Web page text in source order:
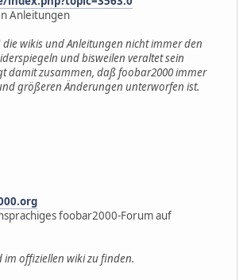
Anleitungen
wikis und Anleitungen nicht immer den
und bisweilen veraltet sein
damit zusammen, daß foobar2000 immer
größeren Änderungen unterworfen ist.
foobar2000-Forum auf
im offiziellen wiki zu finden.